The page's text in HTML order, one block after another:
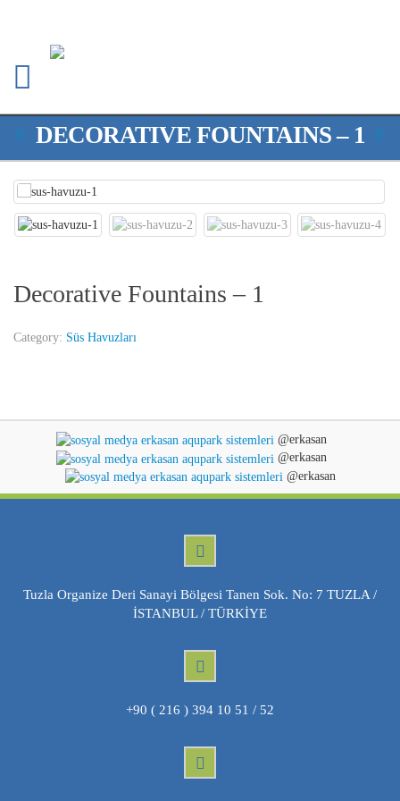
DECORATIVE FOUNTAINS – 1
Decorative Fountains – 1
Category: Süs Havuzları
@erkasan
@erkasan
@erkasan
Tuzla Organize Deri Sanayi Bölgesi Tanen Sok. No: 7 TUZLA /
İSTANBUL / TÜRKİYE
+90 ( 216 ) 394 10 51 / 52